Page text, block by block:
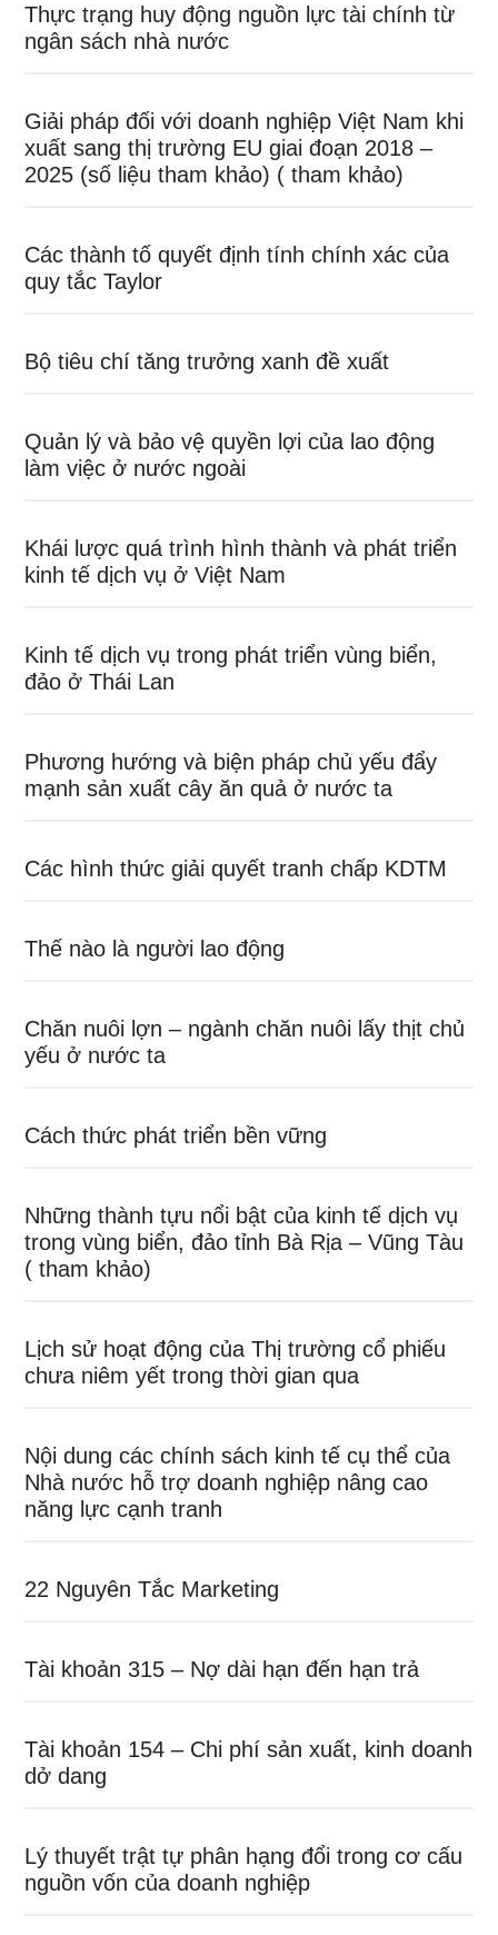
Thực trạng huy động nguồn lực tài chính từ
ngân sách nhà nước
Giải pháp đối với doanh nghiệp Việt Nam khi
xuất sang thị trường EU giai đoạn 2018 –
2025 (số liệu tham khảo) ( tham khảo)
Các thành tố quyết định tính chính xác của
quy tắc Taylor
Bộ tiêu chí tăng trưởng xanh đề xuất
Quản lý và bảo vệ quyền lợi của lao động
làm việc ở nước ngoài
Khái lược quá trình hình thành và phát triển
kinh tế dịch vụ ở Việt Nam
Kinh tế dịch vụ trong phát triển vùng biển,
đảo ở Thái Lan
Phương hướng và biện pháp chủ yếu đẩy
mạnh sản xuất cây ăn quả ở nước ta
Các hình thức giải quyết tranh chấp KDTM
Thế nào là người lao động
Chăn nuôi lợn – ngành chăn nuôi lấy thịt chủ
yếu ở nước ta
Cách thức phát triển bền vững
Những thành tựu nổi bật của kinh tế dịch vụ
trong vùng biển, đảo tỉnh Bà Rịa – Vũng Tàu
( tham khảo)
Lịch sử hoạt động của Thị trường cổ phiếu
chưa niêm yết trong thời gian qua
Nội dung các chính sách kinh tế cụ thể của
Nhà nước hỗ trợ doanh nghiệp nâng cao
năng lực cạnh tranh
22 Nguyên Tắc Marketing
Tài khoản 315 – Nợ dài hạn đến hạn trả
Tài khoản 154 – Chi phí sản xuất, kinh doanh
dở dang
Lý thuyết trật tự phân hạng đổi trong cơ cấu
nguồn vốn của doanh nghiệp